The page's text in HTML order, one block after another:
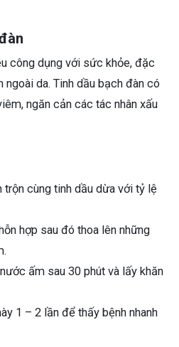
công dụng với sức khỏe, đặc
ngoài da. Tinh dầu bạch đàn có
ngăn cản các tác nhân xấu
trộn cùng tinh dầu dừa với tỷ lệ
hợp sau đó thoa lên những
ấm sau 30 phút và lấy khăn
1 – 2 lần để thấy bệnh nhanh